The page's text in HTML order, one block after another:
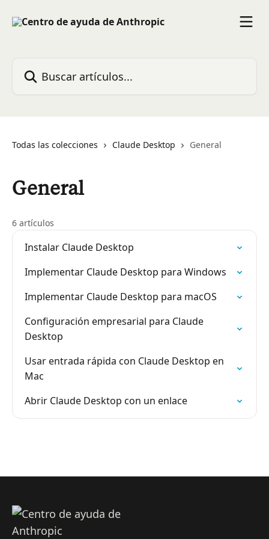
Todas las colecciones Claude Desktop General
General
6 artículos
Instalar Claude Desktop
Implementar Claude Desktop para Windows
Implementar Claude Desktop para macOS
Configuración empresarial para Claude
Desktop
Usar entrada rápida con Claude Desktop en
Mac
Abrir Claude Desktop con un enlace